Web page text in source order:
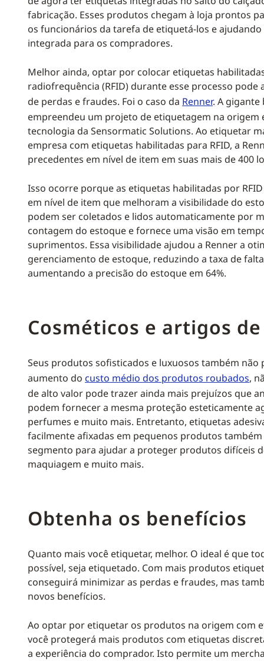
fabricação. Esses produtos chegam à loja prontos
os funcionários da tarefa de etiquetá-los e
integrada para os compradores.
Melhor ainda, optar por colocar etiquetas
radiofrequência (RFID) durante esse processo
de perdas e fraudes. Foi o caso da Renner. A gigante
empreendeu um projeto de etiquetagem na origem
tecnologia da Sensormatic Solutions. Ao etiquetar
empresa com etiquetas habilitadas para RFID, a
precedentes em nível de item em suas mais de 400
Isso ocorre porque as etiquetas habilitadas por
em nível de item que melhoram a visibilidade do
podem ser coletados e lidos automaticamente por
contagem do estoque e fornece uma visão em
suprimentos. Essa visibilidade ajudou a Renner a
gerenciamento de estoque, reduzindo a taxa de
aumentando a precisão do estoque em 64%.
Cosméticos e artigos
Seus produtos sofisticados e luxuosos também não
aumento do custo médio dos produtos roubados,
de alto valor pode trazer ainda mais prejuízos que
podem fornecer a mesma proteção esteticamente
perfumes e muito mais. Entretanto, etiquetas
facilmente afixadas em pequenos produtos
segmento para ajudar a proteger produtos difíceis
maquiagem e muito mais.
Obtenha os benefícios
Quanto mais você etiquetar, melhor. O ideal é que
possível, seja etiquetado. Com mais produtos
conseguirá minimizar as perdas e fraudes, mas
novos benefícios.
Ao optar por etiquetar os produtos na origem com
você protegerá mais produtos com etiquetas
a experiência do comprador. Isto permite um